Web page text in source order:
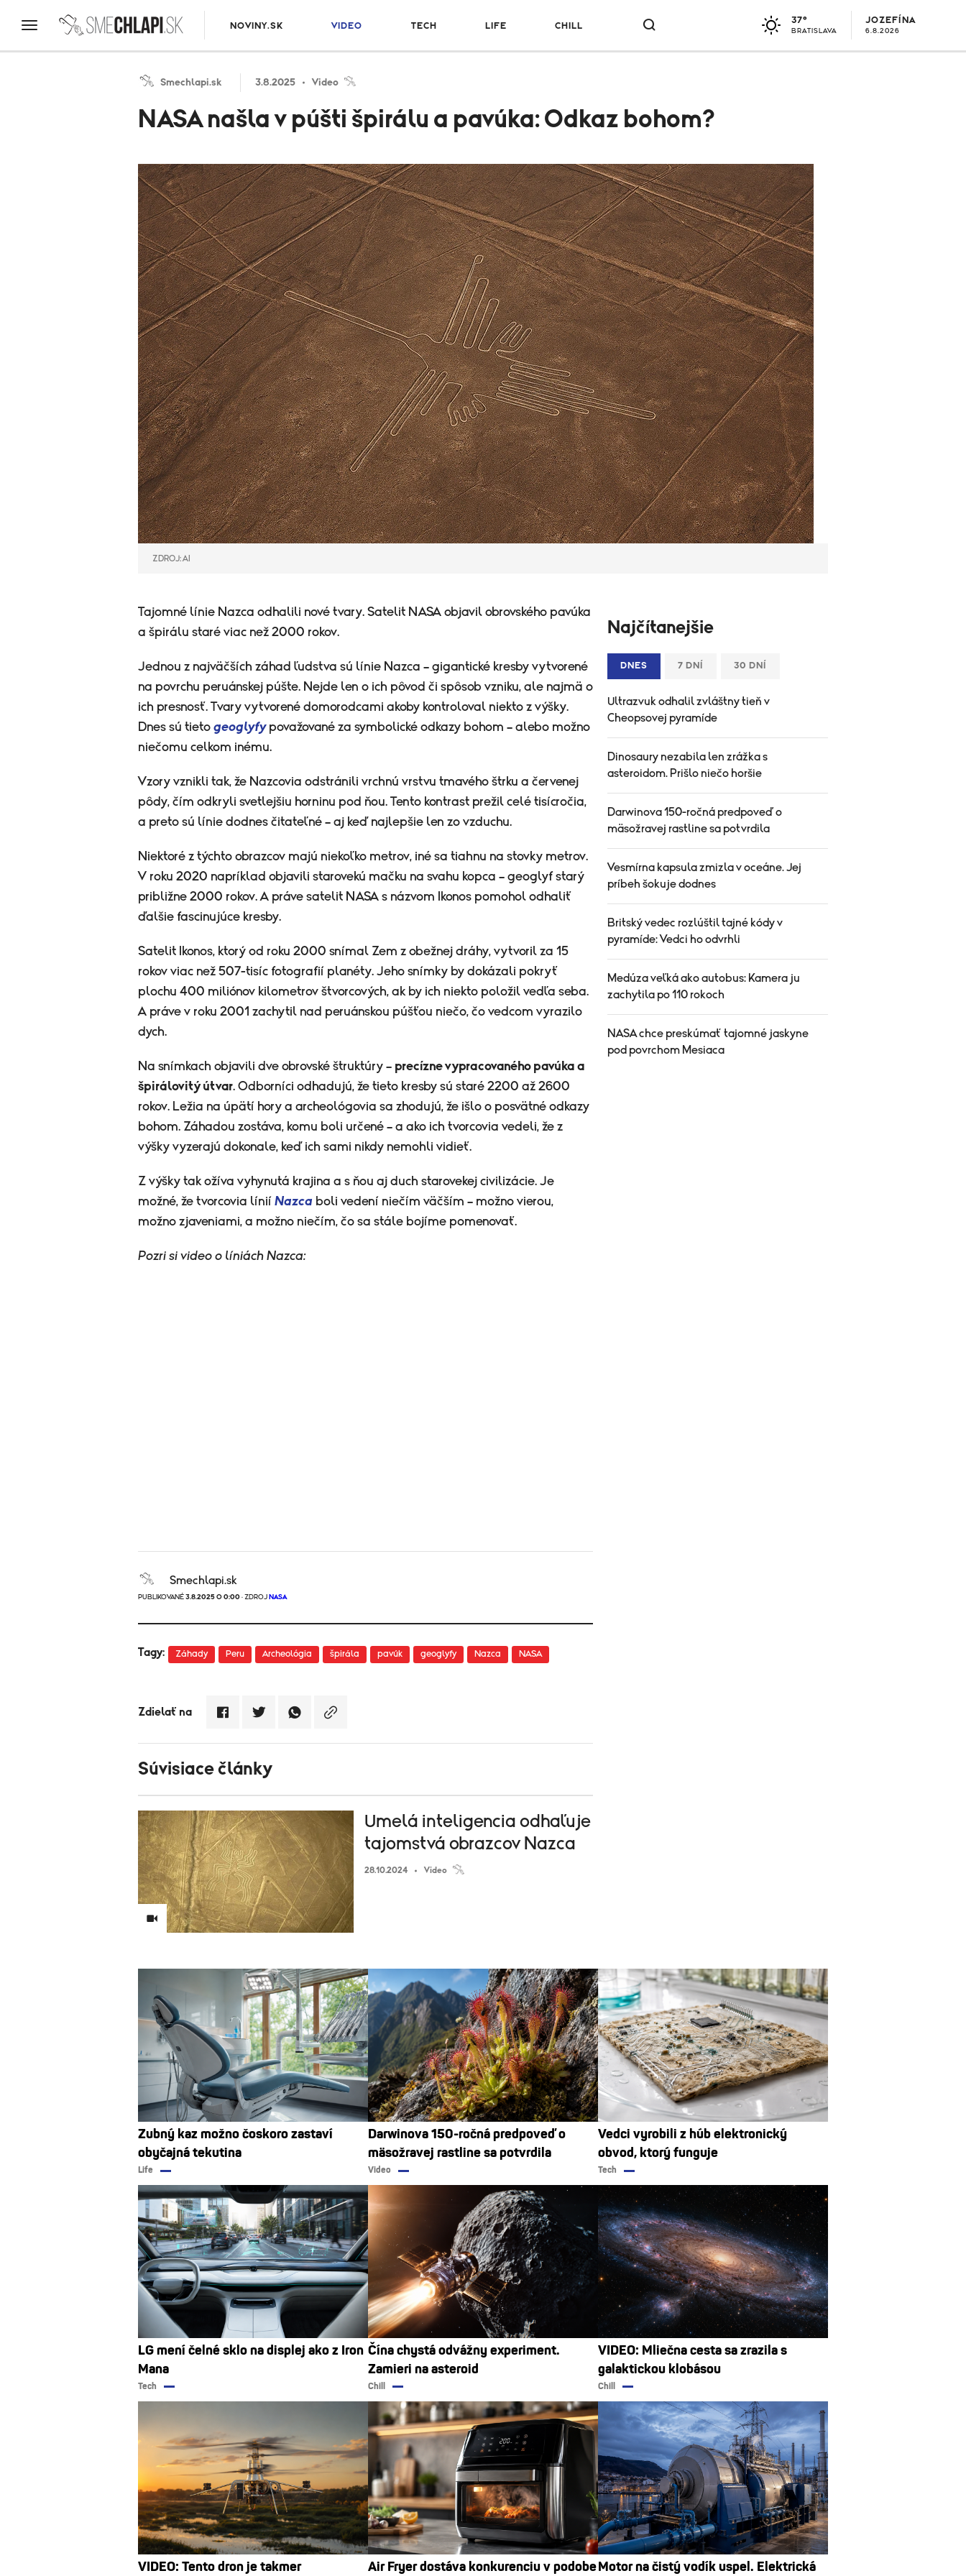
NOVINY.SK VIDEO TECH LIFE CHILL
37°
BRATISLAVA
JOZEFÍNA
6.8.2026
Smechlapi.sk 3.8.2025 Video
NASA našla v púšti špirálu a pavúka: Odkaz bohom?
ZDROJ: AI
Tajomné línie Nazca odhalili nové tvary. Satelit NASA objavil obrovského pavúka
a špirálu staré viac než 2000 rokov.
Jednou z najväčších záhad ľudstva sú línie Nazca – gigantické kresby vytvorené
na povrchu peruánskej púšte. Nejde len o ich pôvod či spôsob vzniku, ale najmä o
ich presnosť. Tvary vytvorené domorodcami akoby kontroloval niekto z výšky.
Dnes sú tieto geoglyfypovažované za symbolické odkazy bohom – alebo možno
niečomu celkom inému.
Vzory vznikli tak, že Nazcovia odstránili vrchnú vrstvu tmavého štrku a červenej
pôdy, čím odkryli svetlejšiu horninu pod ňou. Tento kontrast prežil celé tisícročia,
a preto sú línie dodnes čitateľné – aj keď najlepšie len zo vzduchu.
Niektoré z týchto obrazcov majú niekoľko metrov, iné sa tiahnu na stovky metrov.
V roku 2020 napríklad objavili starovekú mačku na svahu kopca – geoglyf starý
približne 2000 rokov. A práve satelit NASA s názvom Ikonos pomohol odhaliť
ďalšie fascinujúce kresby.
Satelit Ikonos, ktorý od roku 2000 snímal Zem z obežnej dráhy, vytvoril za 15
rokov viac než 507-tisíc fotografií planéty. Jeho snímky by dokázali pokryť
plochu 400 miliónov kilometrov štvorcových, ak by ich niekto položil vedľa seba.
A práve v roku 2001 zachytil nad peruánskou púšťou niečo, čo vedcom vyrazilo
dych.
Na snímkach objavili dve obrovské štruktúry – precízne vypracovaného pavúka a
špirálovitý útvar. Odborníci odhadujú, že tieto kresby sú staré 2200 až 2600
rokov. Ležia na úpätí hory a archeológovia sa zhodujú, že išlo o posvätné odkazy
bohom. Záhadou zostáva, komu boli určené – a ako ich tvorcovia vedeli, že z
výšky vyzerajú dokonale, keď ich sami nikdy nemohli vidieť.
Z výšky tak ožíva vyhynutá krajina a s ňou aj duch starovekej civilizácie. Je
možné, že tvorcovia línií Nazca boli vedení niečím väčším – možno vierou,
možno zjaveniami, a možno niečím, čo sa stále bojíme pomenovať.
Pozri si video o líniách Nazca:
Smechlapi.sk
PUBLIKOVANÉ 3.8.2025 O 0:00 · ZDROJ NASA
Tagy: Záhady Peru Archeológia špirála pavúk geoglyfy Nazca NASA
Zdielať na
Súvisiace články
Umelá inteligencia odhaľuje
tajomstvá obrazcov Nazca
28.10.2024 Video
Najčítanejšie
DNES 7 DNÍ 30 DNÍ
Ultrazvuk odhalil zvláštny tieň v
Cheopsovej pyramíde
Dinosaury nezabila len zrážka s
asteroidom. Prišlo niečo horšie
Darwinova 150-ročná predpoveď o
mäsožravej rastline sa potvrdila
Vesmírna kapsula zmizla v oceáne. Jej
príbeh šokuje dodnes
Britský vedec rozlúštil tajné kódy v
pyramíde: Vedci ho odvrhli
Medúza veľká ako autobus: Kamera ju
zachytila po 110 rokoch
NASA chce preskúmať tajomné jaskyne
pod povrchom Mesiaca
Zubný kaz možno čoskoro zastaví
obyčajná tekutina
Life
Darwinova 150-ročná predpoveď o
mäsožravej rastline sa potvrdila
Video
Vedci vyrobili z húb elektronický
obvod, ktorý funguje
Tech
LG mení čelné sklo na displej ako z Iron
Mana
Tech
Čína chystá odvážny experiment.
Zamieri na asteroid
Chill
VIDEO: Mliečna cesta sa zrazila s
galaktickou klobásou
Chill
VIDEO: Tento dron je takmer Air Fryer dostáva konkurenciu v podobeMotor na čistý vodík uspel. Elektrická